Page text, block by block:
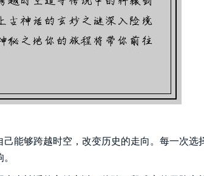
能够跨越时空，改变历史的走向。每一次选